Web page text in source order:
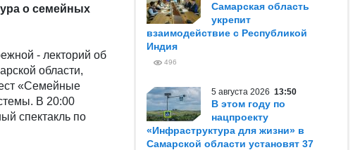
о семейных
- лекторий об
области,
«Семейные
В 20:00
спектакль по
Самарская область
укрепит
взаимодействие с Республикой
Индия
496
5 августа 2026 13:50
В этом году по
нацпроекту
«Инфраструктура для жизни» в
Самарской области установят 37